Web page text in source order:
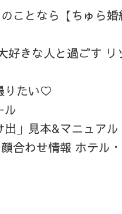
ことなら【ちゅら
好きな人と過ごす
りたい♡
ル
」見本&マニュアル
合わせ情報 ホテル